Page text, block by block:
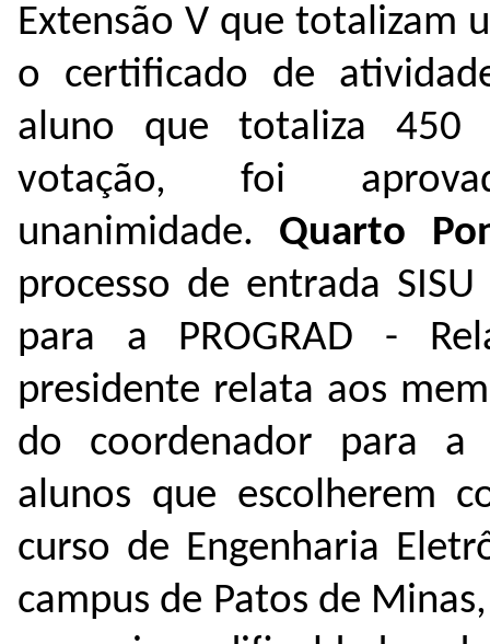
Extensão V que totalizam
o certificado de
aluno que totaliza 450
votação, foi
unanimidade. Quarto
processo de entrada
para a PROGRAD -
presidente relata aos
do coordenador para a
alunos que escolherem
curso de Engenharia
campus de Patos de Minas